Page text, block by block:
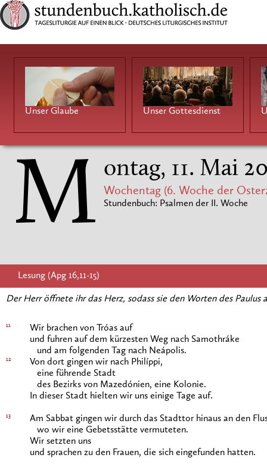
Unser Glaube Unser Gottesdienst
M ontag, 11. Mai
Wochentag (6. Woche der
Stundenbuch: Psalmen der II. Woche
Lesung (Apg 16,11-15)
Der Herr öffnete ihr das Herz, sodass sie den Worten des Paulus
11
Wir brachen von Tróas auf
und fuhren auf dem kürzesten Weg nach Samothráke
und am folgenden Tag nach Neápolis.
12
Von dort gingen wir nach Philíppi,
eine führende Stadt
des Bezirks von Mazedónien, eine Kolonie.
In dieser Stadt hielten wir uns einige Tage auf.
13
Am Sabbat gingen wir durch das Stadttor hinaus an den
wo wir eine Gebetsstätte vermuteten.
Wir setzten uns
und sprachen zu den Frauen, die sich eingefunden hatten.